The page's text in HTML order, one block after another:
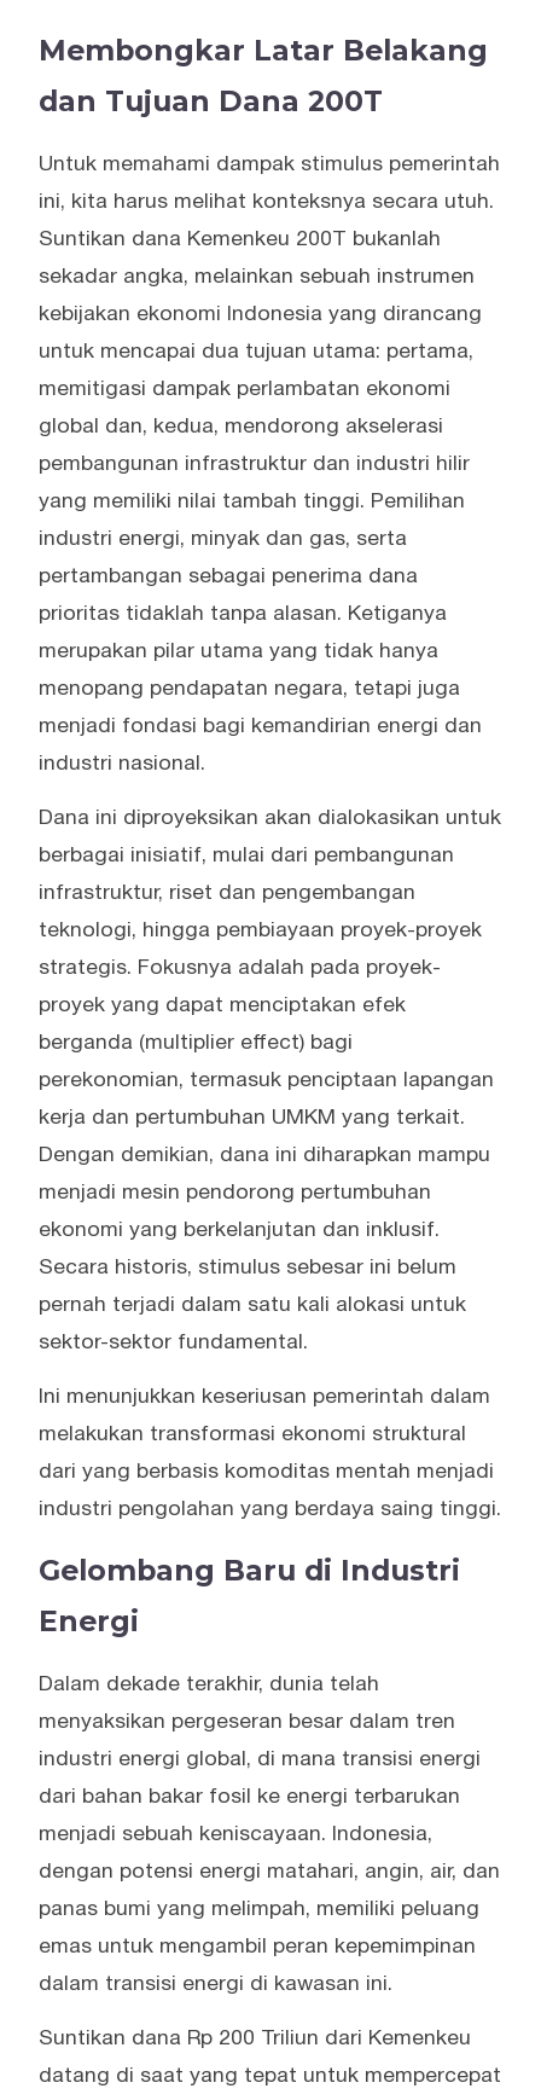
Membongkar Latar Belakang
dan Tujuan Dana 200T
Untuk memahami dampak stimulus pemerintah
ini, kita harus melihat konteksnya secara utuh.
Suntikan dana Kemenkeu 200T bukanlah
sekadar angka, melainkan sebuah instrumen
kebijakan ekonomi Indonesia yang dirancang
untuk mencapai dua tujuan utama: pertama,
memitigasi dampak perlambatan ekonomi
global dan, kedua, mendorong akselerasi
pembangunan infrastruktur dan industri hilir
yang memiliki nilai tambah tinggi. Pemilihan
industri energi, minyak dan gas, serta
pertambangan sebagai penerima dana
prioritas tidaklah tanpa alasan. Ketiganya
merupakan pilar utama yang tidak hanya
menopang pendapatan negara, tetapi juga
menjadi fondasi bagi kemandirian energi dan
industri nasional.
Dana ini diproyeksikan akan dialokasikan untuk
berbagai inisiatif, mulai dari pembangunan
infrastruktur, riset dan pengembangan
teknologi, hingga pembiayaan proyek-proyek
strategis. Fokusnya adalah pada proyek-
proyek yang dapat menciptakan efek
berganda (multiplier effect) bagi
perekonomian, termasuk penciptaan lapangan
kerja dan pertumbuhan UMKM yang terkait.
Dengan demikian, dana ini diharapkan mampu
menjadi mesin pendorong pertumbuhan
ekonomi yang berkelanjutan dan inklusif.
Secara historis, stimulus sebesar ini belum
pernah terjadi dalam satu kali alokasi untuk
sektor-sektor fundamental.
Ini menunjukkan keseriusan pemerintah dalam
melakukan transformasi ekonomi struktural
dari yang berbasis komoditas mentah menjadi
industri pengolahan yang berdaya saing tinggi.
Gelombang Baru di Industri
Energi
Dalam dekade terakhir, dunia telah
menyaksikan pergeseran besar dalam tren
industri energi global, di mana transisi energi
dari bahan bakar fosil ke energi terbarukan
menjadi sebuah keniscayaan. Indonesia,
dengan potensi energi matahari, angin, air, dan
panas bumi yang melimpah, memiliki peluang
emas untuk mengambil peran kepemimpinan
dalam transisi energi di kawasan ini.
Suntikan dana Rp 200 Triliun dari Kemenkeu
datang di saat yang tepat untuk mempercepat